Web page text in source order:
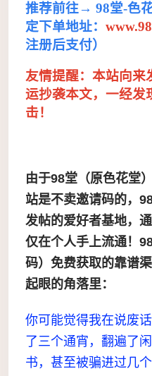
推荐前往→ 98堂-色
定下单地址：
注册后支付）
友情提醒：本站向来
运抄袭本文，一经发
击！
由于98堂（原色花堂
站是不卖邀请码的，
发帖的爱好者基地，
仅在个人手上流通！
码） 免费获取的靠谱
起眼的角落里：
你可能觉得我在说废
了三个通宵，翻遍了
书，甚至被骗进过几